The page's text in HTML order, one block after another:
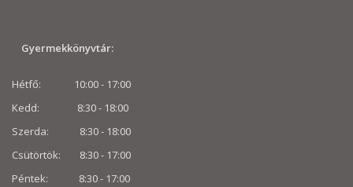
Gyermekkönyvtár:
Hétfő: 10:00 - 17:00
Kedd: 8:30 - 18:00
Szerda: 8:30 - 18:00
Csütörtök: 8:30 - 17:00
Péntek: 8:30 - 17:00